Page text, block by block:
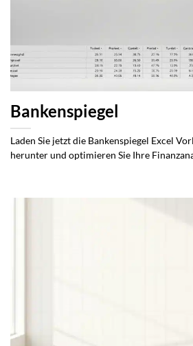
Bankenspiegel
Laden Sie jetzt die Bankenspiegel Excel
herunter und optimieren Sie Ihre